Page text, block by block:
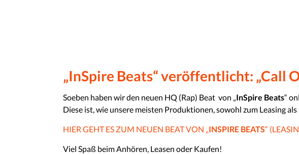
„InSpire Beats“ veröffentlicht: „Call
Soeben haben wir den neuen HQ (Rap) Beat von „InSpire Beats“
Diese ist, wie unsere meisten Produktionen, sowohl zum Leasing
HIER GEHT ES ZUM NEUEN BEAT VON „INSPIRE BEATS“
Viel Spaß beim Anhören, Leasen oder Kaufen!